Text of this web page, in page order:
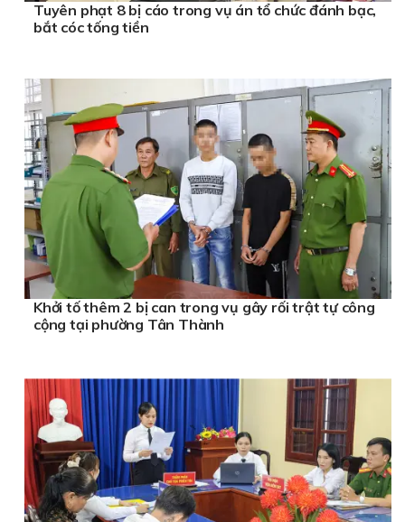
Tuyên phạt 8 bị cáo trong vụ án tổ chức đánh bạc,
bắt cóc tống tiền
Khởi tố thêm 2 bị can trong vụ gây rối trật tự công
cộng tại phường Tân Thành